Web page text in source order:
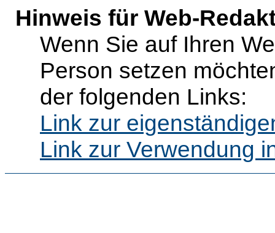
Hinweis für Web-
Wenn Sie auf Ihren
Person setzen
der folgenden Links:
Link zur
Link zur Verwendung